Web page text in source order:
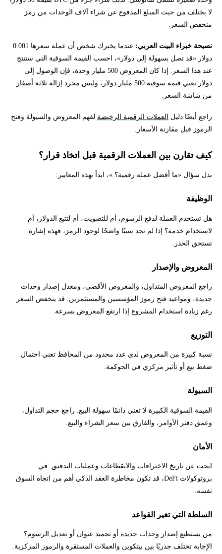
لا يختلف من حيث المبلغ المدفوع عن شراء آلاف الوحدات من رمز
منخفض السعر.
نصيحة خبراء البيت العربي:
عندما يخبرك شخص أن عملة سعرها 0.001
دولار «قد تصل بسهولة إلى دولار»، احسب القيمة السوقية التي ستنتج
عند هذا السعر. إذا كان المعروض 500 مليار وحدة، فإن الوصول إلى
دولار يعني قيمة سوقية 500 مليار دولار، وليس مجرد إزالة ثلاثة أصفار
من شاشة السعر.
راجع أيضًا دليل العملات الرقمية الرخيصة لفهم المعروض والسيولة وفتح
الرموز قبل مقارنة الأسعار.
كيف تقارن بين العملات الرقمية قبل اتخاذ قرار؟
بدل سؤال «ما أفضل عملة رقمية؟ »، ابدأ بهذه المعايير:
الوظيفة
هل تستخدم العملة لدفع الرسوم، أم للتصويت، أم لتتبع الدولار، أم
لاستخدام خدمة؟ إذا لم تجد سببًا واضحًا لوجود الرمز، فهذه إشارة
تستحق الحذر.
المعروض والإصدار
راجع المعروض المتداول، والمعروض الأقصى، ومعدل إصدار وحدات
جديدة، ومواعيد فتح رموز المؤسسين والمستثمرين. قد ينخفض السعر
رغم زيادة استخدام المشروع إذا ارتفع المعروض بسرعة.
التوزيع
نسبة كبيرة من المعروض لدى عدد محدود من المحافظ تعني احتمال
ضغط بيع أو تأثير مركزي في الحوكمة.
السيولة
القيمة السوقية الكبيرة لا تعني دائمًا سهولة البيع. راجع حجم التداول،
وعمق دفتر الأوامر، والفارق بين سعر الشراء والبيع.
الأمان
ابحث عن تاريخ الاختراقات والانقطاعات وعمليات التدقيق. في
بروتوكولات DeFi، قد تكون مخاطرة العقد الذكي أهم من اتجاه السوق
نفسه.
السلطة التي تغير القواعد
من يستطيع إصدار وحدات جديدة أو تجميد عنوان أو تعديل الرسوم؟
الإجابة تختلف جذريًا بين بيتكوين والعملات المستقرة والرموز المركزية.